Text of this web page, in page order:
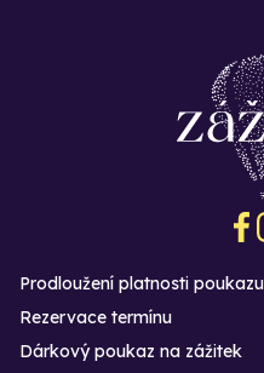
Prodloužení platnosti poukazu
Rezervace termínu
Dárkový poukaz na zážitek